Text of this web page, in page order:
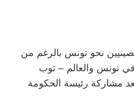
نحو تونس بالرغم من
في تونس والعالم – توب
مشاركة رئيسة الحكومة